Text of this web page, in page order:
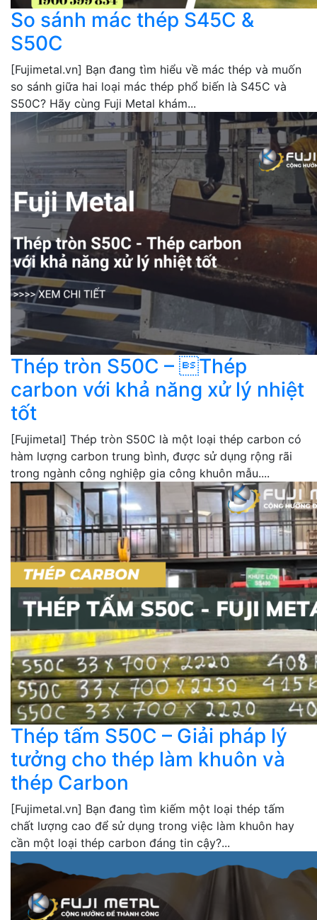
So sánh mác thép S45C &
S50C
[Fujimetal.vn] Bạn đang tìm hiểu về mác thép và muốn
so sánh giữa hai loại mác thép phổ biến là S45C và
S50C? Hãy cùng Fuji Metal khám...
Thép tròn S50C – Thép
carbon với khả năng xử lý nhiệt
tốt
[Fujimetal] Thép tròn S50C là một loại thép carbon có
hàm lượng carbon trung bình, được sử dụng rộng rãi
trong ngành công nghiệp gia công khuôn mẫu....
Thép tấm S50C – Giải pháp lý
tưởng cho thép làm khuôn và
thép Carbon
[Fujimetal.vn] Bạn đang tìm kiếm một loại thép tấm
chất lượng cao để sử dụng trong việc làm khuôn hay
cần một loại thép carbon đáng tin cậy?...